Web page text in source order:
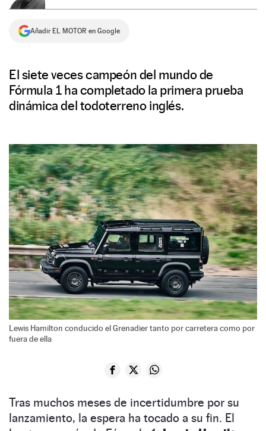
Añadir EL MOTOR en Google
El siete veces campeón del mundo de
Fórmula 1 ha completado la primera prueba
dinámica del todoterreno inglés.
Lewis Hamilton conducido el Grenadier tanto por carretera como por
fuera de ella
Tras muchos meses de incertidumbre por su
lanzamiento, la espera ha tocado a su fin. El